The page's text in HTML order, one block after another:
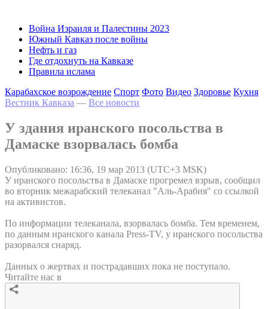
Война Израиля и Палестины 2023
Южный Кавказ после войны
Нефть и газ
Где отдохнуть на Кавказе
Правила ислама
Карабахское возрождение Спорт Фото Видео Здоровье Кухня
Вестник Кавказа — Все новости
У здания иранского посольства в
Дамаске взорвалась бомба
Опубликовано: 16:36, 19 мар 2013 (UTC+3 MSK)
У иранского посольства в Дамаске прогремел взрыв, сообщил
во вторник межарабский телеканал "Аль-Арабия" со ссылкой
на активистов.
По информации телеканала, взорвалась бомба. Тем временем,
по данным иранского канала Press-TV, у иранского посольства
разорвался снаряд.
Данных о жертвах и пострадавших пока не поступало.
Читайте нас в